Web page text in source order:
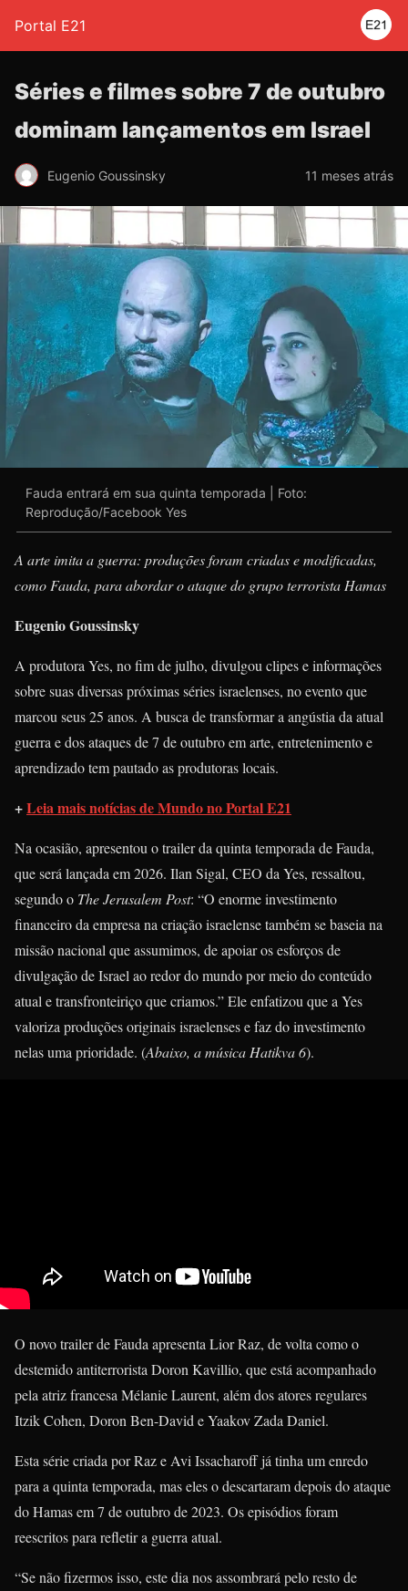
Portal E21
Séries e filmes sobre 7 de outubro
dominam lançamentos em Israel
Eugenio Goussinsky 11 meses atrás
Fauda entrará em sua quinta temporada | Foto:
Reprodução/Facebook Yes
A arte imita a guerra: produções foram criadas e modificadas,
como Fauda, para abordar o ataque do grupo terrorista Hamas
Eugenio Goussinsky
A produtora Yes, no fim de julho, divulgou clipes e informações
sobre suas diversas próximas séries israelenses, no evento que
marcou seus 25 anos. A busca de transformar a angústia da atual
guerra e dos ataques de 7 de outubro em arte, entretenimento e
aprendizado tem pautado as produtoras locais.
+Leia mais notícias de Mundo no Portal E21
Na ocasião, apresentou o trailer da quinta temporada de Fauda,
que será lançada em 2026. Ilan Sigal, CEO da Yes, ressaltou,
segundo o The Jerusalem Post: “O enorme investimento
financeiro da empresa na criação israelense também se baseia na
missão nacional que assumimos, de apoiar os esforços de
divulgação de Israel ao redor do mundo por meio do conteúdo
atual e transfronteiriço que criamos.” Ele enfatizou que a Yes
valoriza produções originais israelenses e faz do investimento
nelas uma prioridade. (Abaixo, a música Hatikva 6).
O novo trailer de Fauda apresenta Lior Raz, de volta como o
destemido antiterrorista Doron Kavillio, que está acompanhado
pela atriz francesa Mélanie Laurent, além dos atores regulares
Itzik Cohen, Doron Ben-David e Yaakov Zada Daniel.
Esta série criada por Raz e Avi Issacharoff já tinha um enredo
para a quinta temporada, mas eles o descartaram depois do ataque
do Hamas em 7 de outubro de 2023. Os episódios foram
reescritos para refletir a guerra atual.
“Se não fizermos isso, este dia nos assombrará pelo resto de